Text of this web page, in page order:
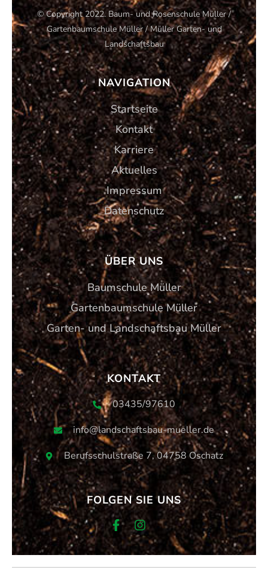
© Copyright 2022. Baum- und Rosenschule Müller /
Gartenbaumschule Müller / Müller Garten- und
Landschaftsbau
NAVIGATION
Startseite
Kontakt
Karriere
Aktuelles
Impressum
Datenschutz
ÜBER UNS
Baumschule Müller
Gartenbaumschule Müller
Garten- und Landschaftsbau Müller
KONTAKT
03435/97610
info@landschaftsbau-mueller.de
Berufsschulstraße 7, 04758 Oschatz
FOLGEN SIE UNS